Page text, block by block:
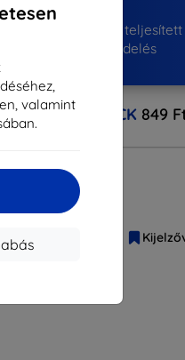
valamint
teljesített
megrendelés
CASHBACK 849
Gyártói cikkszám
Kijelzővédő fóliák